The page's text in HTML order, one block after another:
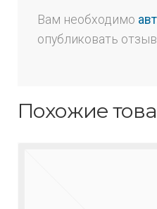
Вам необходимо
опубликовать отзыв.
Похожие